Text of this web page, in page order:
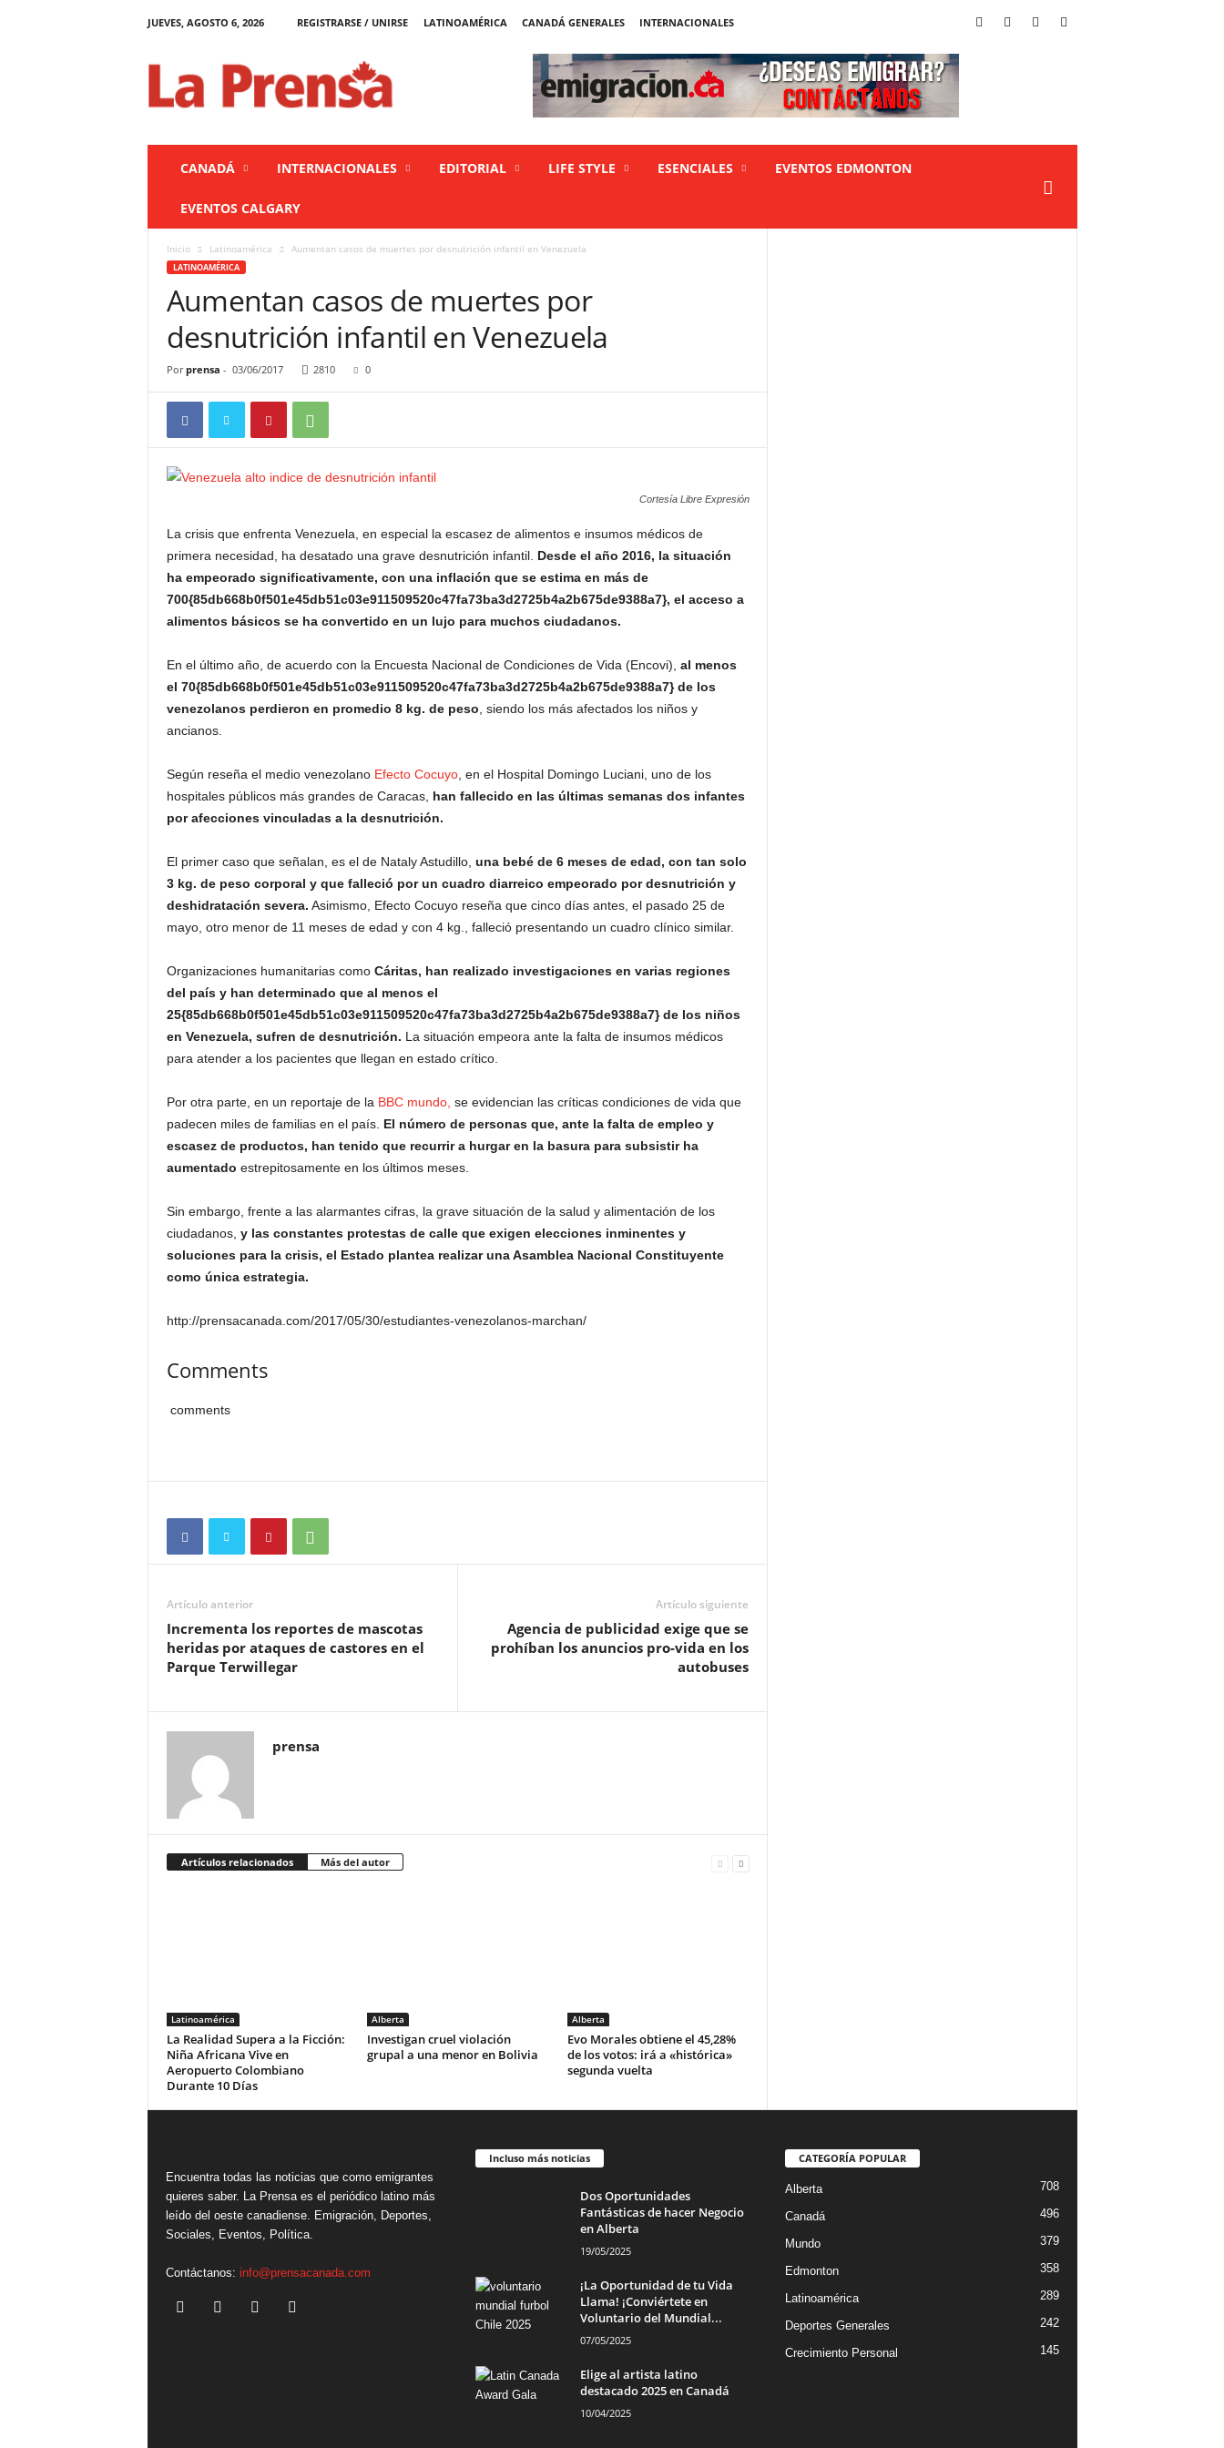
JUEVES, AGOSTO 6, 2026 REGISTRARSE / UNIRSE LATINOAMÉRICA CANADÁ GENERALES
INTERNACIONALES
a
CANADÁ INTERNACIONALES EDITORIAL LIFE STYLE ESENCIALES EVENTOS EDMONTON
EVENTOS CALGARY
Inicio Latinoamérica Aumentan casos de muertes por desnutrición infantil en Venezuela
LATINOAMÉRICA
Aumentan casos de muertes por
desnutrición infantil en Venezuela
Por prensa - 03/06/2017 2810 0
Cortesía Libre Expresión
La crisis que enfrenta Venezuela, en especial la escasez de alimentos e insumos médicos de
primera necesidad, ha desatado una grave desnutrición infantil. Desde el año 2016, la situación
ha empeorado significativamente, con una inflación que se estima en más de
700{85db668b0f501e45db51c03e911509520c47fa73ba3d2725b4a2b675de9388a7}, el acceso a
alimentos básicos se ha convertido en un lujo para muchos ciudadanos.
En el último año, de acuerdo con la Encuesta Nacional de Condiciones de Vida (Encovi), al menos
el 70{85db668b0f501e45db51c03e911509520c47fa73ba3d2725b4a2b675de9388a7} de los
venezolanos perdieron en promedio 8 kg. de peso , siendo los más afectados los niños y
ancianos.
Según reseña el medio venezolano Efecto Cocuyo, en el Hospital Domingo Luciani, uno de los
hospitales públicos más grandes de Caracas, han fallecido en las últimas semanas dos infantes
por afecciones vinculadas a la desnutrición.
El primer caso que señalan, es el de Nataly Astudillo, una bebé de 6 meses de edad, con tan solo
3 kg. de peso corporal y que falleció por un cuadro diarreico empeorado por desnutrición y
deshidratación severa. Asimismo, Efecto Cocuyo reseña que cinco días antes, el pasado 25 de
mayo, otro menor de 11 meses de edad y con 4 kg., falleció presentando un cuadro clínico similar.
Organizaciones humanitarias como Cáritas, han realizado investigaciones en varias regiones
del país y han determinado que al menos el
25{85db668b0f501e45db51c03e911509520c47fa73ba3d2725b4a2b675de9388a7} de los niños
en Venezuela, sufren de desnutrición. La situación empeora ante la falta de insumos médicos
para atender a los pacientes que llegan en estado crítico.
Por otra parte, en un reportaje de la BBC mundo, se evidencian las críticas condiciones de vida que
padecen miles de familias en el país. El número de personas que, ante la falta de empleo y
escasez de productos, han tenido que recurrir a hurgar en la basura para subsistir ha
aumentado estrepitosamente en los últimos meses.
Sin embargo, frente a las alarmantes cifras, la grave situación de la salud y alimentación de los
ciudadanos, y las constantes protestas de calle que exigen elecciones inminentes y
soluciones para la crisis, el Estado plantea realizar una Asamblea Nacional Constituyente
como única estrategia.
http://prensacanada.com/2017/05/30/estudiantes-venezolanos-marchan/
Comments
comments
Artículo anterior
Incrementa los reportes de mascotas
heridas por ataques de castores en el
Parque Terwillegar
Artículo siguiente
Agencia de publicidad exige que se
prohíban los anuncios pro-vida en los
autobuses
prensa
Artículos relacionados Más del autor
Latinoamérica
La Realidad Supera a la Ficción:
Niña Africana Vive en
Aeropuerto Colombiano
Durante 10 Días
Alberta
Investigan cruel violación
grupal a una menor en Bolivia
Alberta
Evo Morales obtiene el 45,28%
de los votos: irá a «histórica»
segunda vuelta
Encuentra todas las noticias que como emigrantes
quieres saber. La Prensa es el periódico latino más
leído del oeste canadiense. Emigración, Deportes,
Sociales, Eventos, Política.
Contáctanos: info@prensacanada.com
Incluso más noticias
Dos Oportunidades
Fantásticas de hacer Negocio
en Alberta
19/05/2025
¡La Oportunidad de tu Vida
Llama! ¡Conviértete en
Voluntario del Mundial...
07/05/2025
Elige al artista latino
destacado 2025 en Canadá
10/04/2025
CATEGORÍA POPULAR
Alberta 708
Canadá 496
Mundo 379
Edmonton 358
Latinoamérica 289
Deportes Generales 242
Crecimiento Personal 145